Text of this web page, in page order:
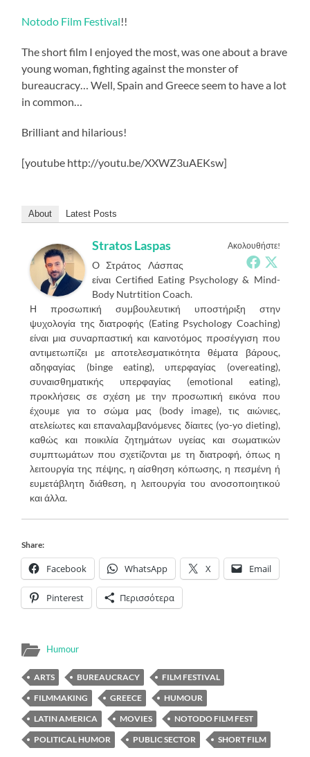
Notodo Film Festival!!
The short film I enjoyed the most, was one about a brave
young woman, fighting against the monster of
bureaucracy… Well, Spain andGreeceseem to have a lot
in common…
Brilliant and hilarious!
[youtube http://youtu.be/XXWZ3uAEKsw]
About Latest Posts
Ακολουθήστε!
Stratos Laspas
O Στράτος Λάσπας
είναι Certified Eating Psychology & Mind-
Body Nutrtition Coach.
Η προσωπική συμβουλευτική υποστήριξη στην
ψυχολογία της διατροφής (Eating Psychology Coaching)
είναι μια συναρπαστική και καινοτόμος προσέγγιση που
αντιμετωπίζει με αποτελεσματικότητα θέματα βάρους,
αδηφαγίας (binge eating), υπερφαγίας (overeating),
συναισθηματικής υπερφαγίας (emotional eating),
προκλήσεις σε σχέση με την προσωπική εικόνα που
έχουμε για το σώμα μας (body image), τις αιώνιες,
ατελείωτες και επαναλαμβανόμενες δίαιτες (yo-yo dieting),
καθώς και ποικιλία ζητημάτων υγείας και σωματικών
συμπτωμάτων που σχετίζονται με τη διατροφή, όπως η
λειτουργία της πέψης, η αίσθηση κόπωσης, η πεσμένη ή
ευμετάβλητη διάθεση, η λειτουργία του ανοσοποιητικού
και άλλα.
Share:
Facebook WhatsApp X Email
Pinterest Περισσότερα
Humour
ARTS BUREAUCRACY
FILM FESTIVAL
FILMMAKING
GREECE
HUMOUR
LATIN AMERICA
MOVIES
NOTODO FILM FEST
POLITICAL HUMOR
PUBLIC SECTOR SHORT FILM